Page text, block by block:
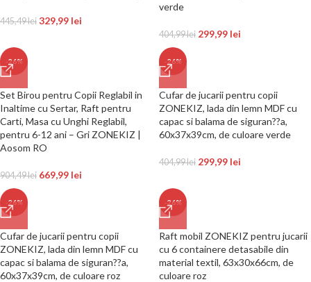
445,49lei 329,99 lei
verde
404,99lei 299,99 lei
-26%
Set Birou pentru Copii Reglabil in
Inaltime cu Sertar, Raft pentru
Carti, Masa cu Unghi Reglabil,
pentru 6-12 ani – Gri ZONEKIZ |
Aosom RO
904,49lei 669,99 lei
-26%
Cufar de jucarii pentru copii
ZONEKIZ, lada din lemn MDF cu
capac si balama de siguran??a,
60x37x39cm, de culoare verde
404,99lei 299,99 lei
-26%
Cufar de jucarii pentru copii
ZONEKIZ, lada din lemn MDF cu
capac si balama de siguran??a,
60x37x39cm, de culoare roz
-26%
Raft mobil ZONEKIZ pentru jucarii
cu 6 containere detasabile din
material textil, 63x30x66cm, de
culoare roz